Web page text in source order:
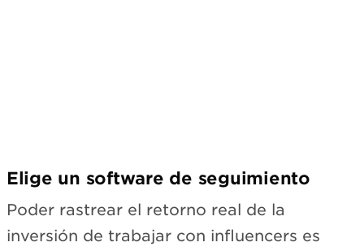
Elige un software de seguimiento
Poder rastrear el retorno real de la
inversión de trabajar con influencers es